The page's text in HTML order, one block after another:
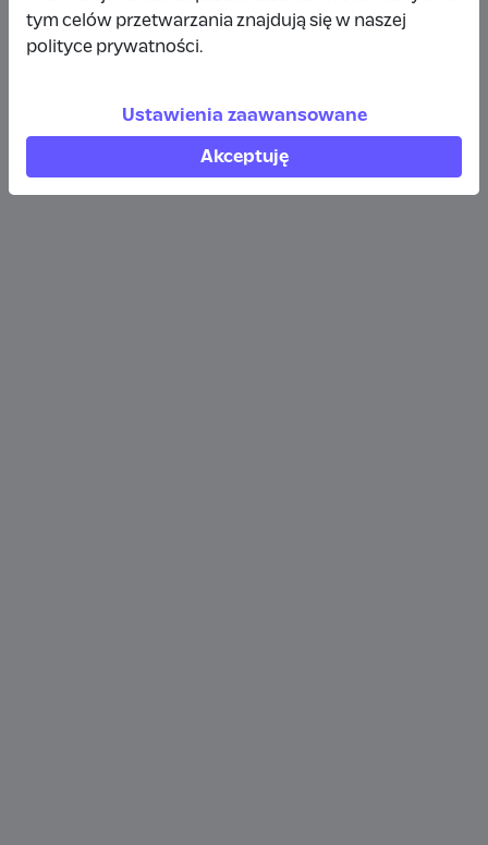
Wpłata anonimowa
Zobacz więcej
tym celów przetwarzania znajdują się w naszej
polityce prywatności.
Ustawienia zaawansowane
Akceptuję